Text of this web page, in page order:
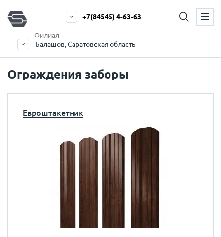
Филиал
Балашов, Саратовская область
+7(84545) 4-63-63
Ограждения заборы
Евроштакетник